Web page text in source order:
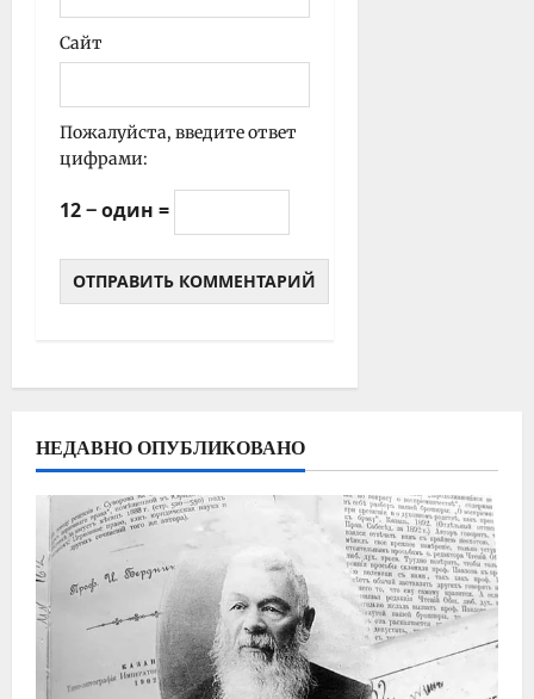
Сайт
Пожалуйста, введите ответ
цифрами:
12 − один =
НЕДАВНО ОПУБЛИКОВАНО